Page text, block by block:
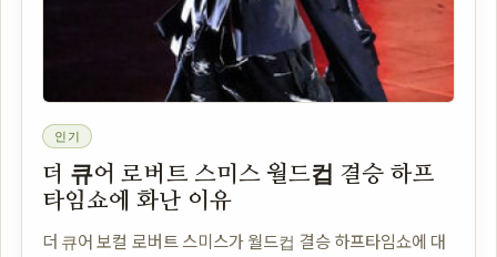
인기
더 큐어 로버트 스미스 월드컵 결승 하프
타임쇼에 화난 이유
더 큐어 보컬 로버트 스미스가 월드컵 결승 하프타임쇼에 대